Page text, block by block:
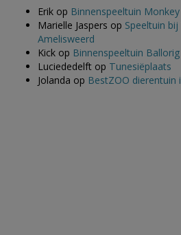
Erik op Binnenspeeltuin
Marielle Jaspers op Speeltuin
Amelisweerd
Kick op Binnenspeeltuin
Luciededelft op Tunesiëplaats
Jolanda op BestZOO dierentuin